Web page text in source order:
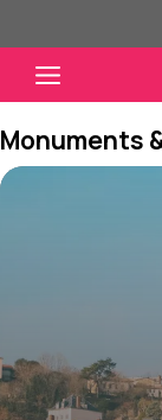
au
contenuMenu
Monuments